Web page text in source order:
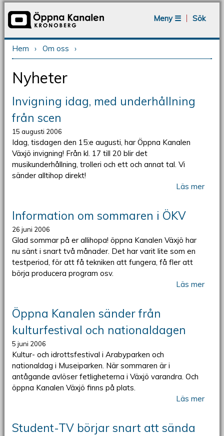
Meny ☰
Sök
Du är här
Hem › Om oss ›
Nyheter
Invigning idag, med underhållning
från scen
15 augusti 2006
Idag, tisdagen den 15:e augusti, har Öppna Kanalen
Växjö invigning! Från kl. 17 till 20 blir det
musikunderhållning, trolleri och ett och annat tal. Vi
sänder alltihop direkt!
Läs mer
Information om sommaren i ÖKV
26 juni 2006
Glad sommar på er allihopa! öppna Kanalen Växjö har
nu sänt i snart två månader. Det har varit lite som en
testperiod, för att få tekniken att fungera, få fler att
börja producera program osv.
Läs mer
Öppna Kanalen sänder från
kulturfestival och nationaldagen
5 juni 2006
Kultur- och idrottsfestival i Arabyparken och
nationaldag i Museiparken. När sommaren är i
antågande avlöser fetligheterna i Växjö varandra. Och
öppna Kanalen Växjö finns på plats.
Läs mer
Student-TV börjar snart att sända